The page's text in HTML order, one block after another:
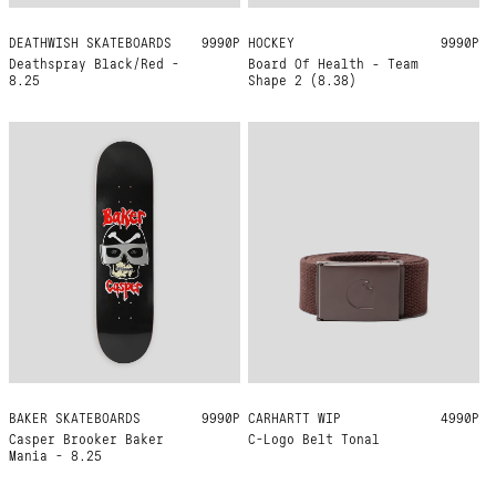
DEATHWISH SKATEBOARDS
Deathspray Black/Red -
8.25
8.25 9990Р HOCKEY
Board Of Health - Team
Shape 2 (8.38)
8.38 9990Р
BAKER SKATEBOARDS
Casper Brooker Baker
Mania - 8.25
8.25 9990Р CARHARTT WIP
C-Logo Belt Tonal
ONE SIZE 4990Р